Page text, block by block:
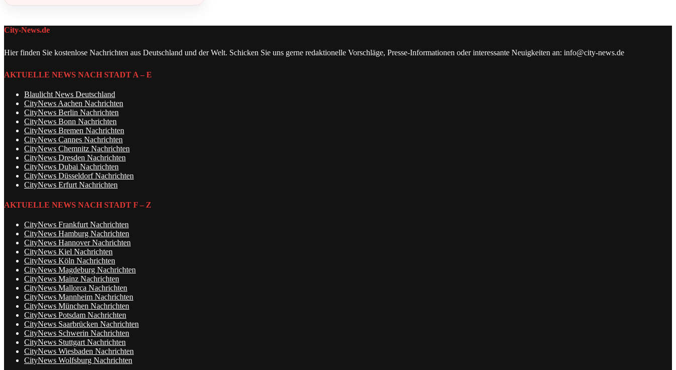
City-News.de
Hier finden Sie kostenlose Nachrichten aus Deutschland und der Welt. Schicken Sie uns gerne redaktionelle Vorschläge, Presse-Informationen oder interessante Neuigkeiten an: info@city-news.de
AKTUELLE NEWS NACH STADT A – E
Blaulicht News Deutschland
CityNews Aachen Nachrichten
CityNews Berlin Nachrichten
CityNews Bonn Nachrichten
CityNews Bremen Nachrichten
CityNews Cannes Nachrichten
CityNews Chemnitz Nachrichten
CityNews Dresden Nachrichten
CityNews Dubai Nachrichten
CityNews Düsseldorf Nachrichten
CityNews Erfurt Nachrichten
AKTUELLE NEWS NACH STADT F – Z
CityNews Frankfurt Nachrichten
CityNews Hamburg Nachrichten
CityNews Hannover Nachrichten
CityNews Kiel Nachrichten
CityNews Köln Nachrichten
CityNews Magdeburg Nachrichten
CityNews Mainz Nachrichten
CityNews Mallorca Nachrichten
CityNews Mannheim Nachrichten
CityNews München Nachrichten
CityNews Potsdam Nachrichten
CityNews Saarbrücken Nachrichten
CityNews Schwerin Nachrichten
CityNews Stuttgart Nachrichten
CityNews Wiesbaden Nachrichten
CityNews Wolfsburg Nachrichten